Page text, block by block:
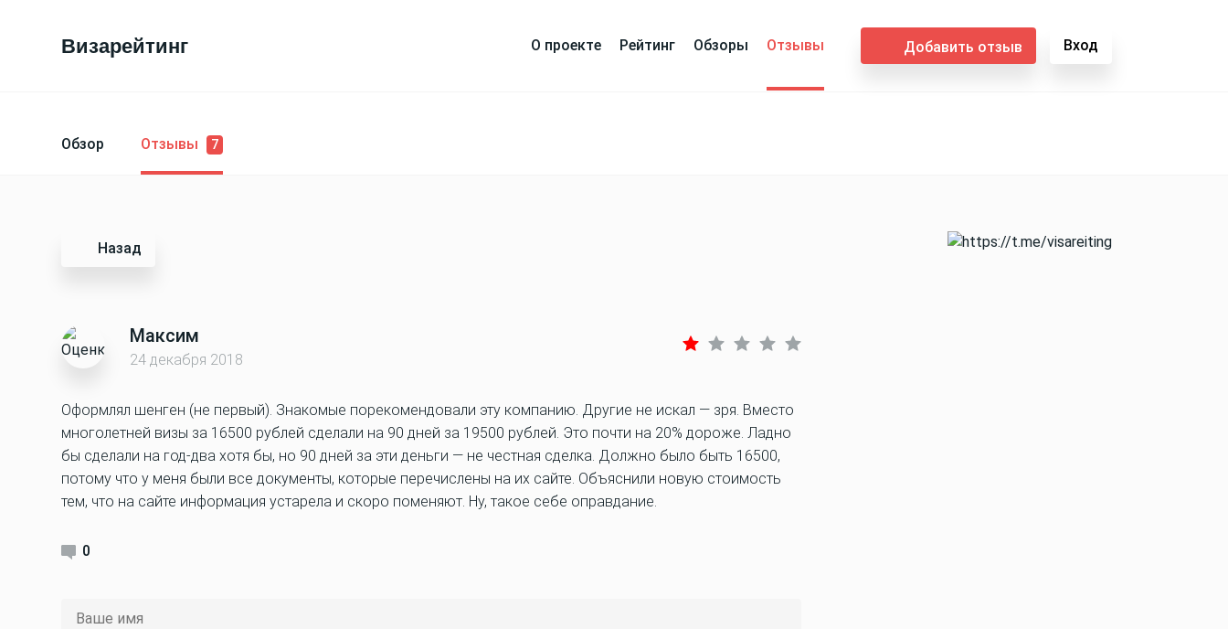
Визарейтинг О проекте Рейтинг Обзоры Отзывы Добавить отзыв Вход
Обзор Отзывы 7
Назад
Максим
24 декабря 2018
Оформлял шенген (не первый). Знакомые порекомендовали эту компанию. Другие не искал — зря. Вместо
многолетней визы за 16500 рублей сделали на 90 дней за 19500 рублей. Это почти на 20% дороже. Ладно
бы сделали на год-два хотя бы, но 90 дней за эти деньги — не честная сделка. Должно было быть 16500,
потому что у меня были все документы, которые перечислены на их сайте. Объяснили новую стоимость
тем, что на сайте информация устарела и скоро поменяют. Ну, такое себе оправдание.
0